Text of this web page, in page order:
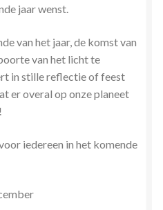
jaar wenst.
van het jaar, de komst van
van het licht te
in stille reflectie of feest
er overal op onze planeet
iedereen in het komende